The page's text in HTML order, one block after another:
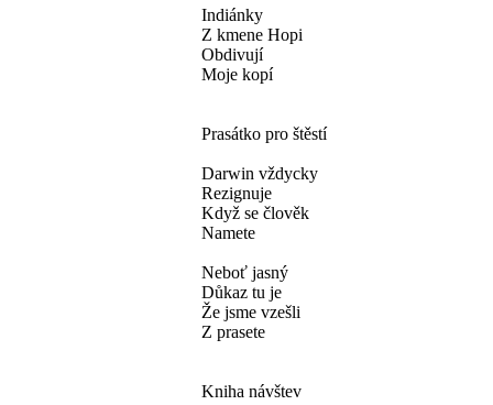
Indiánky
Z kmene Hopi
Obdivují
Moje kopí
Prasátko pro štěstí
Darwin vždycky
Rezignuje
Když se člověk
Namete
Neboť jasný
Důkaz tu je
Že jsme vzešli
Z prasete
Kniha návštev